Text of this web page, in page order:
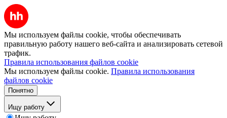
Мы используем файлы cookie, чтобы обеспечивать
правильную работу нашего веб-сайта и анализировать сетевой
трафик.
Правила использования файлов cookie
Мы используем файлы cookie. Правила использования
файлов cookie
Понятно
Ищу работу